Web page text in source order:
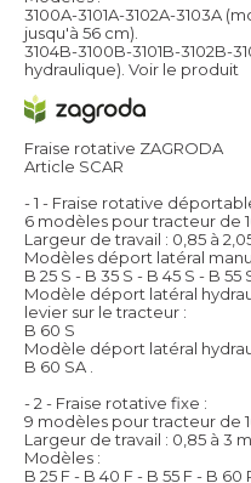
3100A-3101A-3102A-3103A
jusqu'à 56 cm).
3104B-3100B-3101B-3102B-
hydraulique). Voir le produit
Fraise rotative ZAGRODA
Article SCAR
- 1 - Fraise rotative
6 modèles pour tracteur de
Largeur de travail : 0,85 à
Modèles déport latéral
B 25 S - B 35 S - B 45 S - B 55
Modèle déport latéral
levier sur le tracteur :
B 60 S
Modèle déport latéral
B 60 SA .
- 2 - Fraise rotative fixe :
9 modèles pour tracteur de
Largeur de travail : 0,85 à 3
Modèles :
B 25 F - B 40 F - B 55 F - B 60